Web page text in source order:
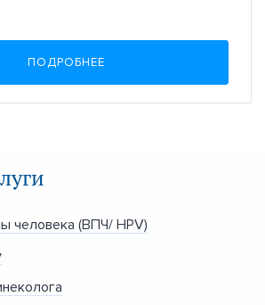
ПОДРОБНЕЕ
человека (ВПЧ/ HPV)